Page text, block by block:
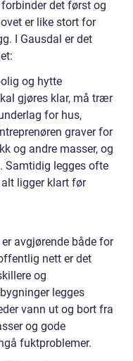
det først og
er like stort for
I Gausdal er det
og hytte
gjøres klar, må trær
for hus,
graver for
og andre masser, og
Samtidig legges ofte
ligger klart før
avgjørende både for
nett er det
og
legges
vann ut og bort fra
og gode
fuktproblemer.